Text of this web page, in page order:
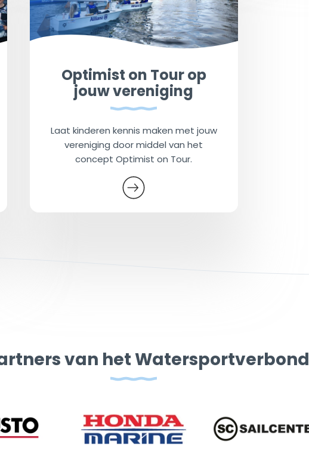
Optimist on Tour op
jouw vereniging
Laat kinderen kennis maken met jouw
vereniging door middel van het
concept Optimist on Tour.
van het Watersportverbond